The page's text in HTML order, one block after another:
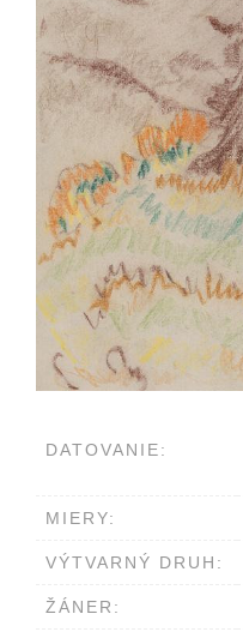
DATOVANIE:
MIERY:
VÝTVARNÝ DRUH:
ŽÁNER: